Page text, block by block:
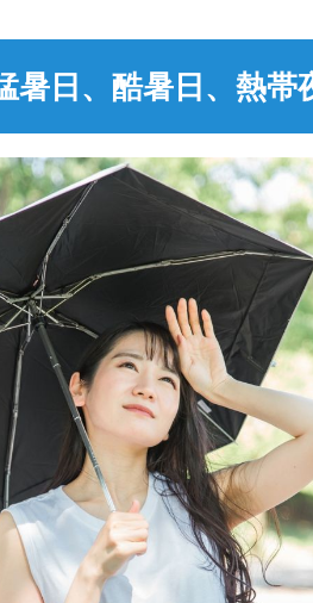
暑日、酷暑日、熱帯